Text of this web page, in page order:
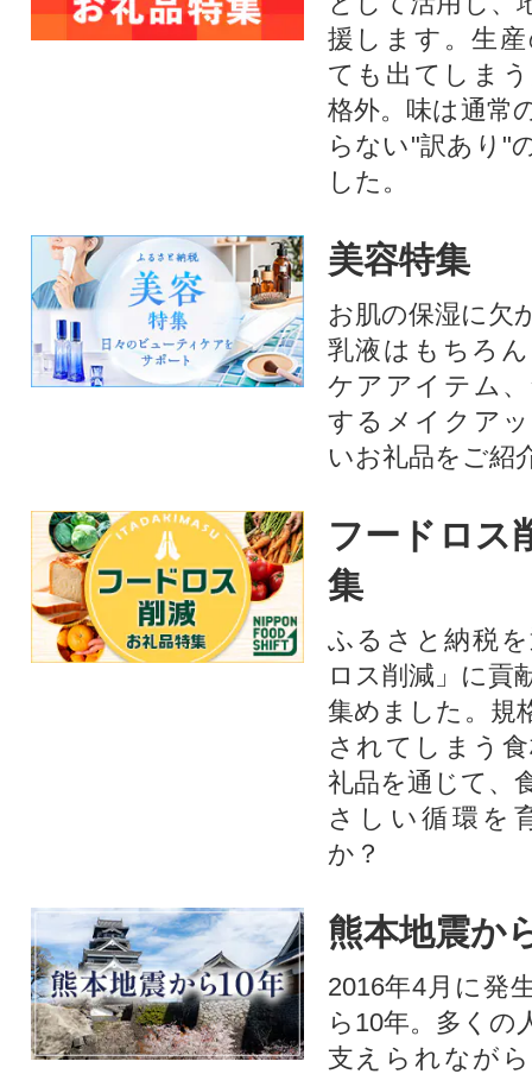
援します。⽣
ても出てしま
格外。味は通常
らない"訳あり"
した。
美容特集
お肌の保湿に欠
乳液はもちろ
ケアアイテム
するメイクア
いお礼品をご紹
フードロス
集
ふるさと納税
ロス削減」に貢
集めました。規
されてしまう
礼品を通じて、
さしい循環を
か？​
熊本地震か
2016年4月に発
ら10年。多くの
支えられなが